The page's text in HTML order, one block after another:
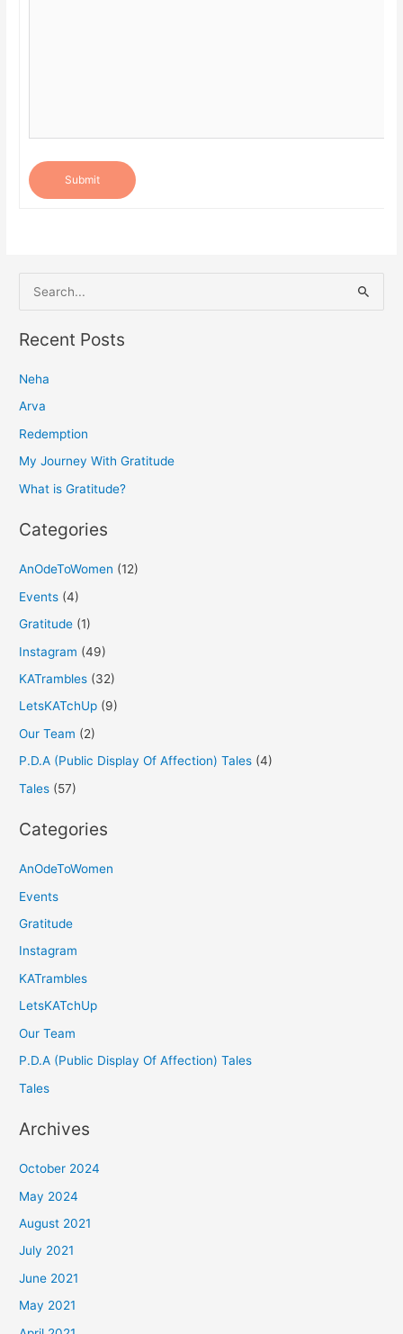
Submit
e
a
c
h
f
o
Recent Posts
Neha
Arva
Redemption
My Journey With Gratitude
What is Gratitude?
Categories
AnOdeToWomen (12)
Events (4)
Gratitude (1)
Instagram (49)
KATrambles (32)
LetsKATchUp (9)
Our Team (2)
P.D.A (Public Display Of Affection) Tales (4)
Tales (57)
Categories
AnOdeToWomen
Events
Gratitude
Instagram
KATrambles
LetsKATchUp
Our Team
P.D.A (Public Display Of Affection) Tales
Tales
Archives
October 2024
May 2024
August 2021
July 2021
June 2021
May 2021